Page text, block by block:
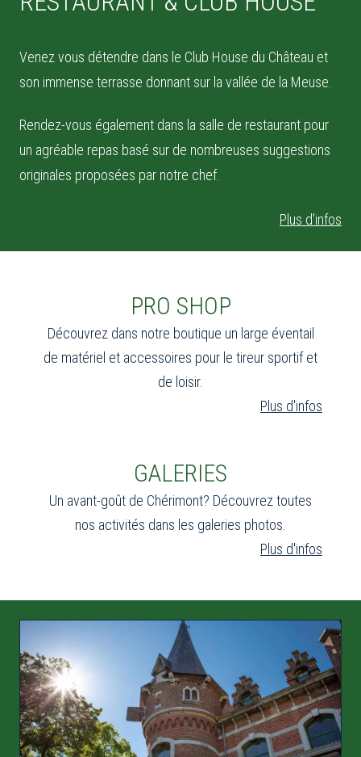
Venez vous détendre dans le Club House du Château et
son immense terrasse donnant sur la vallée de la Meuse.
Rendez-vous également dans la salle de restaurant pour
un agréable repas basé sur de nombreuses suggestions
originales proposées par notre chef.
Plus d'infos
PRO SHOP
Découvrez dans notre boutique un large éventail
de matériel et accessoires pour le tireur sportif et
de loisir.
Plus d'infos
GALERIES
Un avant-goût de Chérimont? Découvrez toutes
nos activités dans les galeries photos.
Plus d'infos